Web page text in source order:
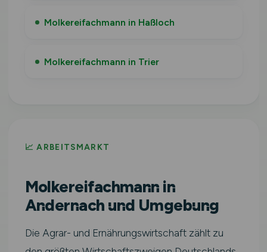
Molkereifachmann in Haßloch
Molkereifachmann in Trier
📈 ARBEITSMARKT
Molkereifachmann in
Andernach und Umgebung
Die Agrar- und Ernährungswirtschaft zählt zu